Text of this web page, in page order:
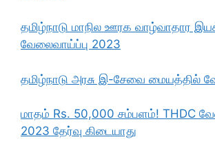
தமிழ்நாடு மாநில ஊரக வாழ்வாதார
வேலைவாய்ப்பு 2023
தமிழ்நாடு அரசு இ-சேவை மையத்தில்
மாதம் Rs. 50,000 சம்பளம்! THDC
2023 தேர்வு கிடையாது